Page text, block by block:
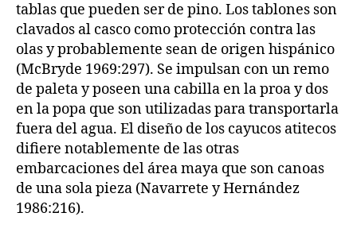
tablas que pueden ser de pino. Los tablones son
clavados al casco como protección contra las
olas y probablemente sean de origen hispánico
(McBryde 1969:297). Se impulsan con un remo
de paleta y poseen una cabilla en la proa y dos
en la popa que son utilizadas para transportarla
fuera del agua. El diseño de los cayucos atitecos
difiere notablemente de las otras
embarcaciones del área maya que son canoas
de una sola pieza (Navarrete y Hernández
1986:216).